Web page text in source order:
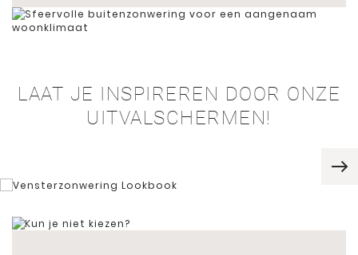
LAAT JE INSPIREREN DOOR ONZE
UITVALSCHERMEN!